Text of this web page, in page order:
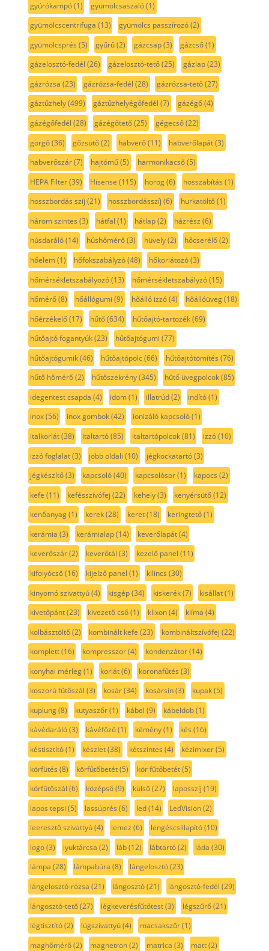
gyúrókampó(1) gyümölcsaszaló(1)
gyümölcscentrifuga (13) gyümölcs passzírozó(2)
gyümölcsprés (5) gyűrű(2) gázcsap(3) gázcső(1)
gázelosztó-fedél (26) gázelosztó-tető(25) gázlap(23)
gázrózsa (23) gázrózsa-fedél (28) gázrózsa-tető(27)
gáztűzhely(499) gáztűzhelyégőfedél (7) gázégő(4)
gázégőfedél (28) gázégőtető(25) gégecső(22)
görgő(36) gőzsütő(2) habverő(11) habverőlapát(3)
habverőszár(7) hajtómű(5) harmonikacső(5)
HEPA Filter(39) Hisense (115) horog(6) hosszabítás (1)
hosszbordás szíj (21) hosszbordásszíj (6) hurkatöltő(1)
három szintes (3) hátfal (1) hátlap(2) házrész (6)
húsdaráló(14) húshőmérő(3) hüvely(2) hőcserélő(2)
hőelem(1) hőfokszabályzó(48) hőkorlátozó(3)
hőmérsékletszabályozó(13) hőmérsékletszabályzó(15)
hőmérő(8) hőállógumi (9) hőálló izzó(4) hőállóüveg(18)
hőérzékelő(17) hűtő(634) hűtőajtó-tartozék(69)
hűtőajtó fogantyúk(23) hűtőajtógumi (77)
hűtőajtógumik(46) hűtőajtópolc(66) hűtőajtótömítés (76)
hűtő hőmérő(2) hűtőszekrény(345) hűtő üvegpolcok(85)
idegentest csapda (4) idom(1) illatrúd(2) indító(1)
inox(56) inox gombok(42) ionizáló kapcsoló(1)
italkorlát(38) italtartó(85) italtartópolcok(81) izzó(10)
izzó foglalat(3) jobb oldali (10) jégkockatartó(3)
jégkészítő(3) kapcsoló(40) kapcsolósor(1) kapocs (2)
kefe (11) kefésszívófej (22) kehely(3) kenyérsütő(12)
kenőanyag(1) kerek(28) keret(18) keringtető(1)
kerámia (3) kerámialap(14) keverőlapát(4)
keverőszár(2) keverőtál (3) kezelő panel (11)
kifolyócső(16) kijelző panel (1) kilincs (30)
kinyomó szivattyú(4) kisgép(34) kiskerék(7) kisállat(1)
kivetőpánt(23) kivezető cső(1) klixon(4) klíma (4)
kolbásztöltő(2) kombinált kefe (23) kombináltszívófej (22)
komplett(16) kompresszor(4) kondenzátor(14)
konyhai mérleg(1) korlát(6) koronafűtés (3)
koszorú fűtőszál (3) kosár(34) kosársín(3) kupak(5)
kuplung(8) kutyaszőr(1) kábel (9) kábeldob(1)
kávédaráló(3) kávéfőző(1) kémény(1) kés (16)
késtisztító(1) készlet(38) kétszintes (4) kézimixer(5)
körfütés (8) körfűtőbetét(5) kör fűtőbetét(5)
körfűtőszál (6) középső(9) külső(27) laposszíj (19)
lapos tepsi (5) lassúprés (6) led(14) LedVision(2)
leeresztő szivattyú(4) lemez (6) lengéscsillapító(10)
logo(3) lyuktárcsa (2) láb(12) lábtartó(2) láda (30)
lámpa (28) lámpabúra (8) lángelosztó(23)
lángelosztó-rózsa (21) lángosztó(21) lángosztó-fedél (29)
lángosztó-tető(27) légkeverésfűtőtest(3) légszűrő(21)
légtisztító(2) lúgszivattyú(4) macsakszőr(1)
maghőmérő(2) magnetron(2) matrica (3) matt(2)